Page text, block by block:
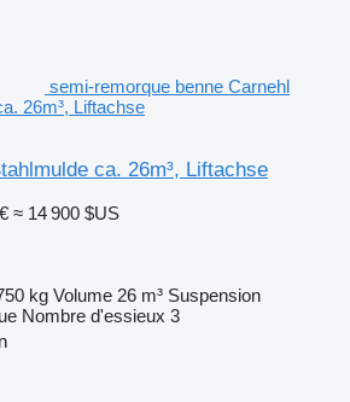
semi-remorque benne Carnehl
26m³, Liftachse
ca. 26m³, Liftachse
≈ 14 900 $US
kg Volume 26 m³ Suspension
Nombre d'essieux 3